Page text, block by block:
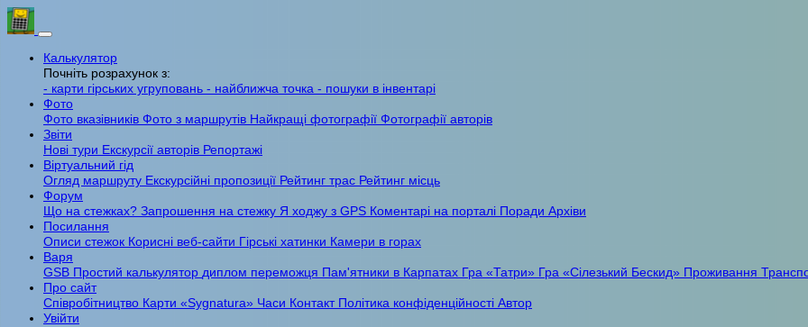
Калькулятор
Почніть розрахунок з:
- карти гірських угруповань - найближча точка - пошуки в інвентарі
Фото
Фото вказівників Фото з маршрутів Найкращі фотографії Фотографії авторів
Звіти
Нові тури Екскурсії авторів Репортажі
Віртуальний гід
Огляд маршруту Екскурсійні пропозиції Рейтинг трас Рейтинг місць
Форум
Що на стежках? Запрошення на стежку Я ходжу з GPS Коментарі на порталі Поради Архіви
Посилання
Описи стежок Корисні веб-сайти Гірські хатинки Камери в горах
Варя
GSB Простий калькулятор диплом переможця Пам'ятники в Карпатах Гра «Татри» Гра «Сілезький Бескид» Проживання
Про сайт
Співробітництво Карти «Sygnatura» Часи Контакт Політика конфіденційності Автор
Увійти